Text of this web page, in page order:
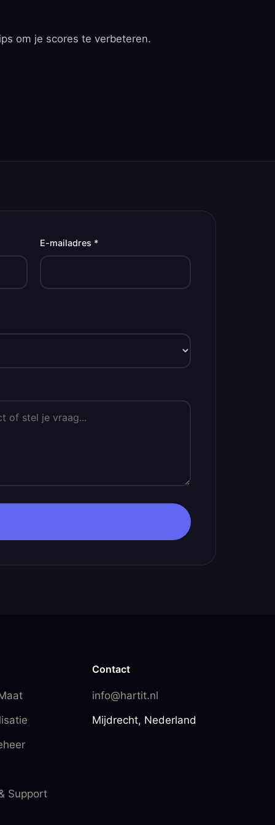
om je scores te verbeteren.
E-mailadres *
Support
Contact
info@hartit.nl
Mijdrecht, Nederland